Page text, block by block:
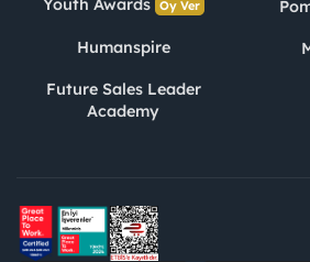
Youth Awards Oy Ver
Humanspire
Future Sales Leader
Academy